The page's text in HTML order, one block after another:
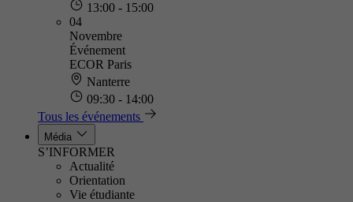
13:00 - 15:00
04
Novembre
Événement
ECOR Paris
Nanterre
09:30 - 14:00
Tous les événements
Média
S’INFORMER
Actualité
Orientation
Vie étudiante